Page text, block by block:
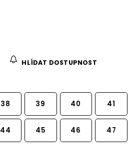
HLÍDAT DOSTUPNOST
38 39 40 41
44 45 46 47